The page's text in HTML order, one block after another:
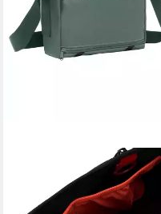
Freizeittasche Vanuatu (1-tlg),
kleine Umhängetasche für